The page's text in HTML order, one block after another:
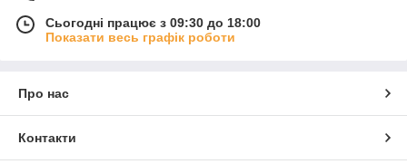
Сьогодні працює з 09:30 до 18:00
Показати весь графік роботи
Про нас
Контакти